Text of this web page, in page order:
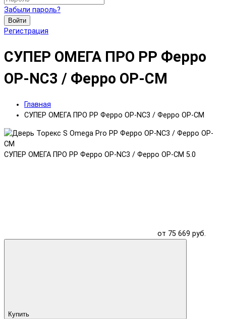
Забыли пароль?
Войти
Регистрация
СУПЕР ОМЕГА ПРО PP Ферро
OP-NC3 / Ферро OP-CM
Главная
СУПЕР ОМЕГА ПРО PP Ферро OP-NC3 / Ферро OP-CM
СУПЕР ОМЕГА ПРО PP Ферро OP-NC3 / Ферро OP-CM 5.0
от 75 669 руб.
Купить